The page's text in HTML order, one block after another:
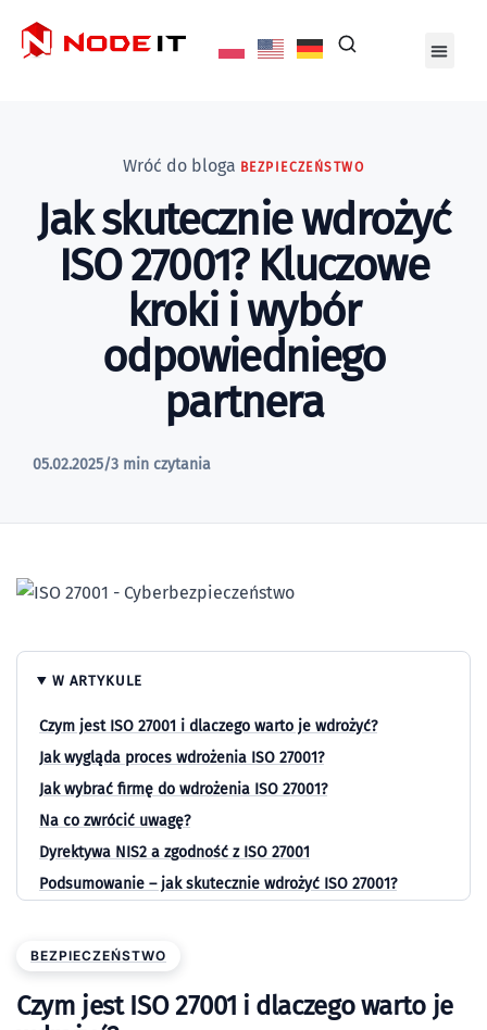
Wróć do bloga BEZPIECZEŃSTWO
Jak skutecznie wdrożyć
ISO 27001? Kluczowe
kroki i wybór
odpowiedniego
partnera
05.02.2025/3 min czytania
W ARTYKULE
Czym jest ISO 27001 i dlaczego warto je wdrożyć?
Jak wygląda proces wdrożenia ISO 27001?
Jak wybrać firmę do wdrożenia ISO 27001?
Na co zwrócić uwagę?
Dyrektywa NIS2 a zgodność z ISO 27001
Podsumowanie – jak skutecznie wdrożyć ISO 27001?
BEZPIECZEŃSTWO
Czym jest ISO 27001 i dlaczego warto je